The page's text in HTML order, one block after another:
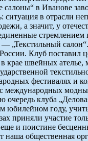
салоны“ в Иванове
в отрасли
а значит, у
„Текстильный
Клуб поставил
швейных ателье,
фестивалях и
международных
очередь клуба
году,
приняли участие
еще и поистине
наша общественная